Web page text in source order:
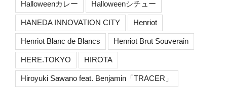
Halloweenカレー Halloweenシチュー
HANEDA INNOVATION CITY Henriot
Henriot Blanc de Blancs Henriot Brut Souverain
HERE.TOKYO HIROTA
Hiroyuki Sawano feat. Benjamin「TRACER」